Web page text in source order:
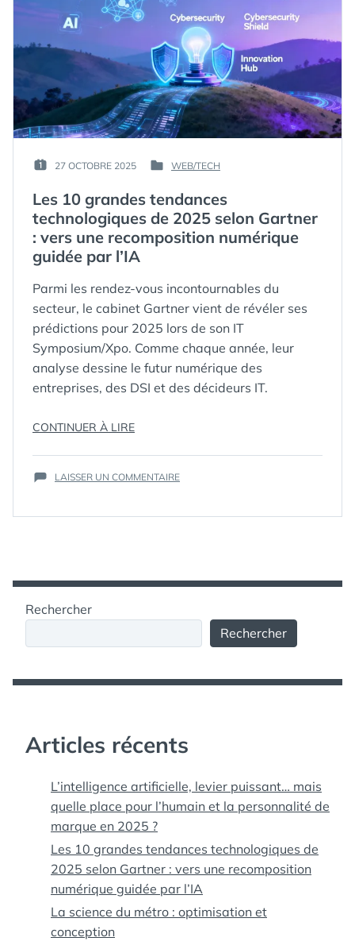
PUBLIÉ
27 OCTOBRE 2025
PAR :
PUBLIÉ
WEB/TECH
Les 10 grandes tendances
technologiques de 2025 selon Gartner
: vers une recomposition numérique
guidée par l’IA
Parmi les rendez-vous incontournables du
secteur, le cabinet Gartner vient de révéler ses
prédictions pour 2025 lors de son IT
Symposium/Xpo. Comme chaque année, leur
analyse dessine le futur numérique des
entreprises, des DSI et des décideurs IT.
CONTINUER À LIRE« LES
TENDANCES
DE
:
UNE
RECOMPOSITION
PAR
ÉTIQUETTES :
2025,
ARTIFICIELLE ,
LAISSER UN COMMENTAIRESUR
GRANDES
2025
NUMÉRIQUE
Rechercher
Rechercher
Articles récents
L’intelligence artificielle, levier puissant… mais
quelle place pour l’humain et la personnalité de
marque en 2025 ?
Les 10 grandes tendances technologiques de
2025 selon Gartner : vers une recomposition
numérique guidée par l’IA
La science du métro : optimisation et
conception